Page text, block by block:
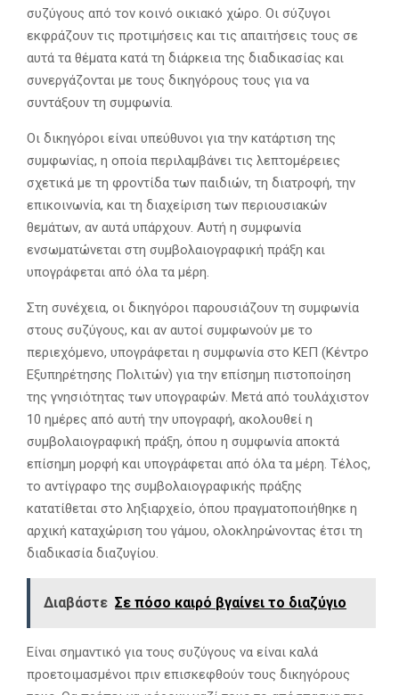
συζύγους από τον κοινό οικιακό χώρο. Οι σύζυγοι
εκφράζουν τις προτιμήσεις και τις απαιτήσεις τους σε
αυτά τα θέματα κατά τη διάρκεια της διαδικασίας και
συνεργάζονται με τους δικηγόρους τους για να
συντάξουν τη συμφωνία.
Οι δικηγόροι είναι υπεύθυνοι για την κατάρτιση της
συμφωνίας, η οποία περιλαμβάνει τις λεπτομέρειες
σχετικά με τη φροντίδα των παιδιών, τη διατροφή, την
επικοινωνία, και τη διαχείριση των περιουσιακών
θεμάτων, αν αυτά υπάρχουν. Αυτή η συμφωνία
ενσωματώνεται στη συμβολαιογραφική πράξη και
υπογράφεται από όλα τα μέρη.
Στη συνέχεια, οι δικηγόροι παρουσιάζουν τη συμφωνία
στους συζύγους, και αν αυτοί συμφωνούν με το
περιεχόμενο, υπογράφεται η συμφωνία στο ΚΕΠ (Κέντρο
Εξυπηρέτησης Πολιτών) για την επίσημη πιστοποίηση
της γνησιότητας των υπογραφών. Μετά από τουλάχιστον
10 ημέρες από αυτή την υπογραφή, ακολουθεί η
συμβολαιογραφική πράξη, όπου η συμφωνία αποκτά
επίσημη μορφή και υπογράφεται από όλα τα μέρη. Τέλος,
το αντίγραφο της συμβολαιογραφικής πράξης
κατατίθεται στο ληξιαρχείο, όπου πραγματοποιήθηκε η
αρχική καταχώριση του γάμου, ολοκληρώνοντας έτσι τη
διαδικασία διαζυγίου.
Διαβάστε Σε πόσο καιρό βγαίνει το διαζύγιο
Είναι σημαντικό για τους συζύγους να είναι καλά
προετοιμασμένοι πριν επισκεφθούν τους δικηγόρους